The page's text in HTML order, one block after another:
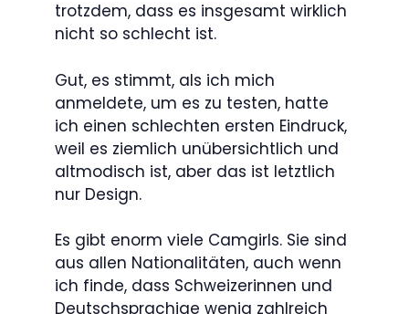
trotzdem, dass es insgesamt wirklich
nicht so schlecht ist.
Gut, es stimmt, als ich mich
anmeldete, um es zu testen, hatte
ich einen schlechten ersten Eindruck,
weil es ziemlich unübersichtlich und
altmodisch ist, aber das ist letztlich
nur Design.
Es gibt enorm viele Camgirls. Sie sind
aus allen Nationalitäten, auch wenn
ich finde, dass Schweizerinnen und
Deutschsprachige wenig zahlreich